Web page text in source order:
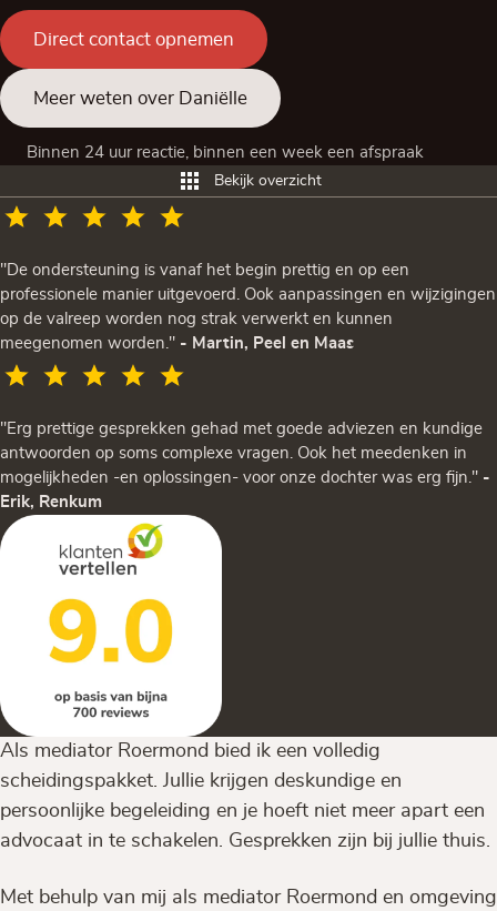
Direct contact opnemen
Meer weten over Daniëlle
Binnen 24 uur reactie, binnen een week een afspraak
Bekijk overzicht
"De ondersteuning is vanaf het begin prettig en op een
professionele manier uitgevoerd. Ook aanpassingen en wijzigingen
op de valreep worden nog strak verwerkt en kunnen
meegenomen worden." - Martin, Peel en Maas
"Erg prettige gesprekken gehad met goede adviezen en kundige
antwoorden op soms complexe vragen. Ook het meedenken in
mogelijkheden -en oplossingen- voor onze dochter was erg fijn." -
Erik, Renkum
Als mediator Roermond bied ik een volledig
scheidingspakket. Jullie krijgen deskundige en
persoonlijke begeleiding en je hoeft niet meer apart een
advocaat in te schakelen. Gesprekken zijn bij jullie thuis.
Met behulp van mij als mediator Roermond en omgeving